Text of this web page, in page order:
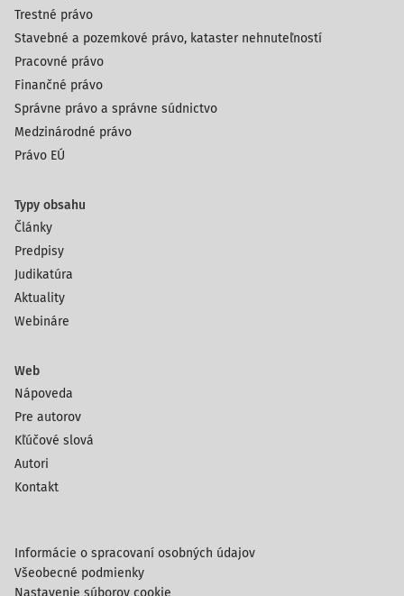
Trestné právo
Stavebné a pozemkové právo, kataster nehnuteľností
Pracovné právo
Finančné právo
Správne právo a správne súdnictvo
Medzinárodné právo
Právo EÚ
Typy obsahu
Články
Predpisy
Judikatúra
Aktuality
Webináre
Web
Nápoveda
Pre autorov
Kľúčové slová
Autori
Kontakt
Informácie o spracovaní osobných údajov
Všeobecné podmienky
Nastavenie súborov cookie